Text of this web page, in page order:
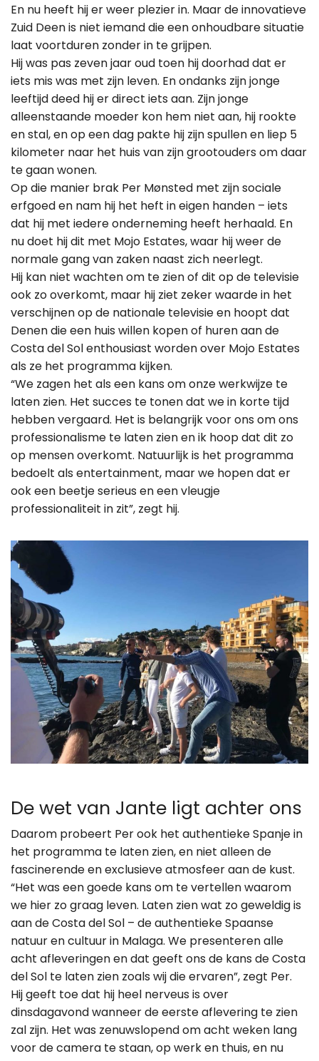
En nu heeft hij er weer plezier in. Maar de innovatieve
Zuid Deen is niet iemand die een onhoudbare situatie
laat voortduren zonder in te grijpen.
Hij was pas zeven jaar oud toen hij doorhad dat er
iets mis was met zijn leven. En ondanks zijn jonge
leeftijd deed hij er direct iets aan. Zijn jonge
alleenstaande moeder kon hem niet aan, hij rookte
en stal, en op een dag pakte hij zijn spullen en liep 5
kilometer naar het huis van zijn grootouders om daar
te gaan wonen.
Op die manier brak Per Mønsted met zijn sociale
erfgoed en nam hij het heft in eigen handen – iets
dat hij met iedere onderneming heeft herhaald. En
nu doet hij dit met Mojo Estates, waar hij weer de
normale gang van zaken naast zich neerlegt.
Hij kan niet wachten om te zien of dit op de televisie
ook zo overkomt, maar hij ziet zeker waarde in het
verschijnen op de nationale televisie en hoopt dat
Denen die een huis willen kopen of huren aan de
Costa del Sol enthousiast worden over Mojo Estates
als ze het programma kijken.
“We zagen het als een kans om onze werkwijze te
laten zien. Het succes te tonen dat we in korte tijd
hebben vergaard. Het is belangrijk voor ons om ons
professionalisme te laten zien en ik hoop dat dit zo
op mensen overkomt. Natuurlijk is het programma
bedoelt als entertainment, maar we hopen dat er
ook een beetje serieus en een vleugje
professionaliteit in zit”, zegt hij.
De wet van Jante ligt achter ons
Daarom probeert Per ook het authentieke Spanje in
het programma te laten zien, en niet alleen de
fascinerende en exclusieve atmosfeer aan de kust.
“Het was een goede kans om te vertellen waarom
we hier zo graag leven. Laten zien wat zo geweldig is
aan de Costa del Sol – de authentieke Spaanse
natuur en cultuur in Malaga. We presenteren alle
acht afleveringen en dat geeft ons de kans de Costa
del Sol te laten zien zoals wij die ervaren”, zegt Per.
Hij geeft toe dat hij heel nerveus is over
dinsdagavond wanneer de eerste aflevering te zien
zal zijn. Het was zenuwslopend om acht weken lang
voor de camera te staan, op werk en thuis, en nu